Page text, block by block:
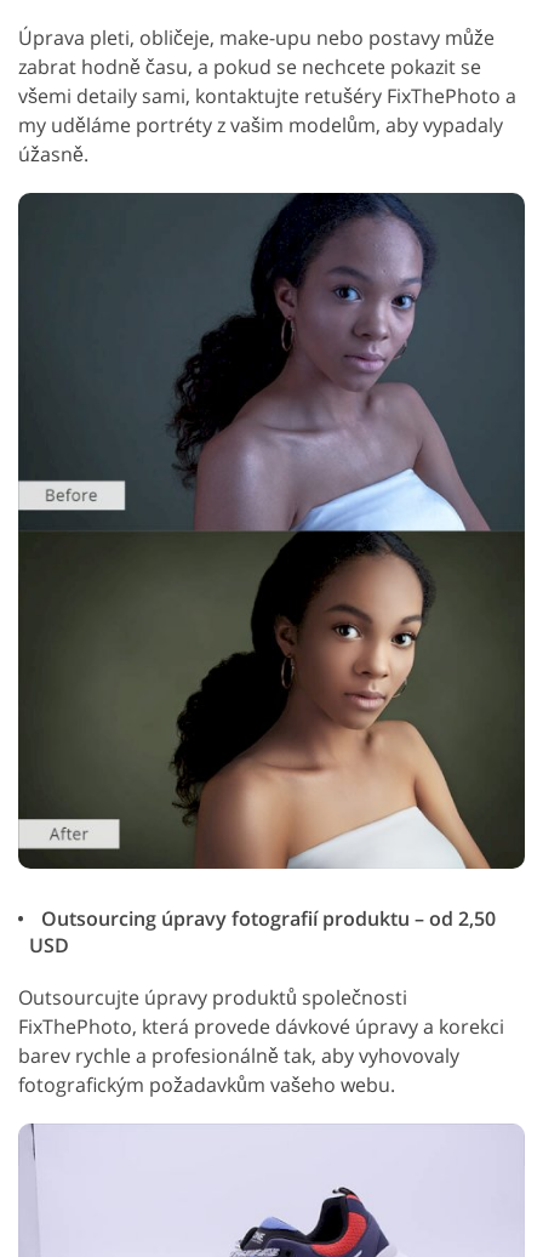
Úprava pleti, obličeje, make-upu nebo postavy může
zabrat hodně času, a pokud se nechcete pokazit se
všemi detaily sami, kontaktujte retušéry FixThePhoto a
my uděláme portréty z vašim modelům, aby vypadaly
úžasně.
Outsourcing úpravy fotografií produktu – od 2,50
USD
Outsourcujte úpravy produktů společnosti
FixThePhoto, která provede dávkové úpravy a korekci
barev rychle a profesionálně tak, aby vyhovovaly
fotografickým požadavkům vašeho webu.